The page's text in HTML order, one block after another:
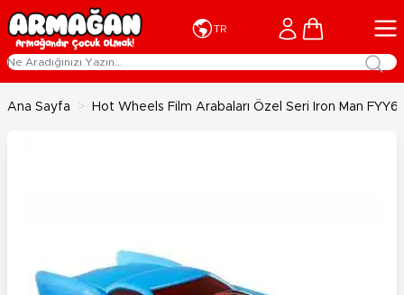
İçeriğe geç
TR Cart
Ana Sayfa > Hot Wheels Film Arabaları Özel Seri Iron Man